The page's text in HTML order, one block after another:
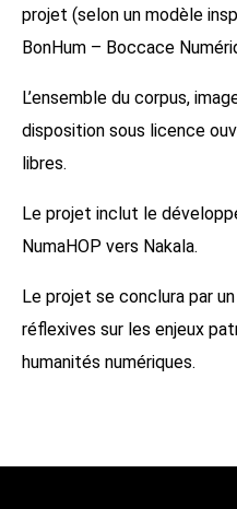
projet (selon un modèle
BonHum – Boccace
L’ensemble du corpus,
disposition sous licence
libres.
Le projet inclut le
NumaHOP vers Nakala.
Le projet se conclura par
réflexives sur les enjeux
humanités numériques.